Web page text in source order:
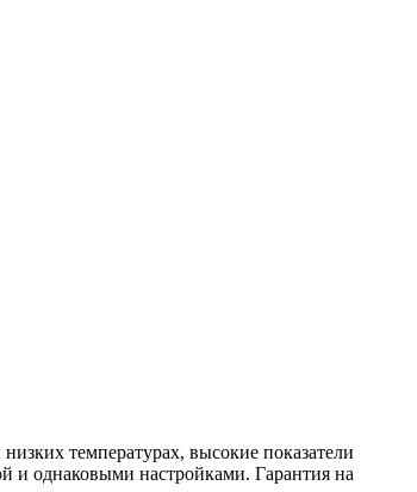
температурах, высокие показатели
и однаковыми настройками. Гарантия на